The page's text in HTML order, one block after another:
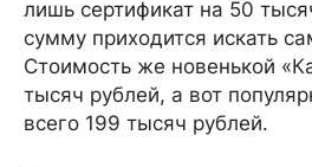
лишь сертификат на 50
сумму приходится искать
Стоимость же новенькой
тысяч рублей, а вот
всего 199 тысяч рублей.